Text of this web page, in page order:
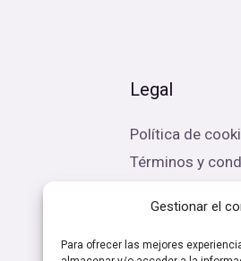
Gestionar el
Para ofrecer las mejores
Legal
Política de
Términos y